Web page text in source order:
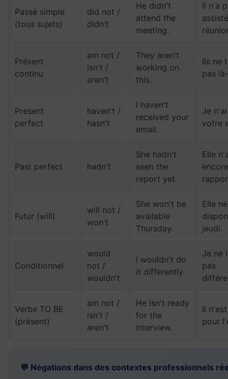
Passé simple
(tous sujets)
did not /
didn't
He didn't
attend the
meeting.
Il n'a
Présent
continu
am not /
isn't /
aren't
They aren't
working on
this.
Ils ne
pas
Present
perfect
haven't /
hasn't
I haven't
received your
email.
Je
votre
Past perfect hadn't
She hadn't
seen the
report yet.
Elle
Futur (will)
will not /
won't
She won't be
available
Thursday.
Elle
jeudi.
Conditionnel
would
not /
wouldn't
I wouldn't do
it differently.
Je ne
pas
Verbe TO BE
(présent)
am not /
isn't /
aren't
He isn't ready
for the
interview.
Il
pour
💬 Négations dans des contextes professionnels